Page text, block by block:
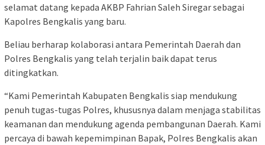
selamat datang kepada AKBP Fahrian Saleh Siregar sebagai
Kapolres Bengkalis yang baru.
Beliau berharap kolaborasi antara Pemerintah Daerah dan
Polres Bengkalis yang telah terjalin baik dapat terus
ditingkatkan.
“Kami Pemerintah Kabupaten Bengkalis siap mendukung
penuh tugas-tugas Polres, khususnya dalam menjaga stabilitas
keamanan dan mendukung agenda pembangunan Daerah. Kami
percaya di bawah kepemimpinan Bapak, Polres Bengkalis akan